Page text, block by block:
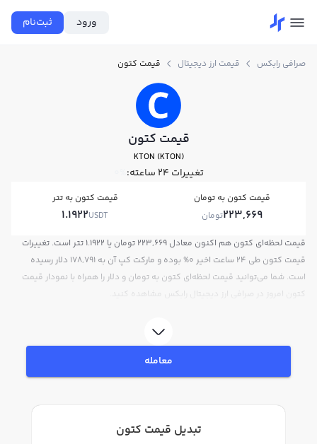
ورود ثبت‌نام
صرافی رابکس قیمت ارز دیجیتال قیمت کتون
قیمت کتون
KTON (KTON)
تغییرات ۲۴ ساعته: 0%
قیمت کتون به تومان
223,669تومان
قیمت کتون به تتر
1.1922USDT
قیمت لحظه‌ای کتون هم اکنون معادل 223,669 تومان یا 1.1922 تتر است. تغییرات
قیمت کتون طی 24 ساعت اخیر 0% بوده و مارکت کپ آن به 178,791 دلار رسیده
است. شما می‌توانید قیمت لحظه‌ای کتون به تومان و دلار را همراه با نمودار قیمت
کتون امروز در صرافی ارز دیجیتال رابکس مشاهده کنید.
معامله
تبدیل قیمت کتون